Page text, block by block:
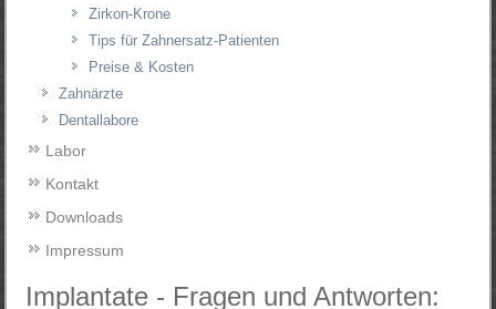
Zirkon-Krone
Tips für Zahnersatz-Patienten
Preise & Kosten
Zahnärzte
Dentallabore
Labor
Kontakt
Downloads
Impressum
Implantate - Fragen und Antworten: